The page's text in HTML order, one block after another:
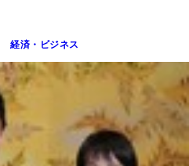
経済・ビジネス